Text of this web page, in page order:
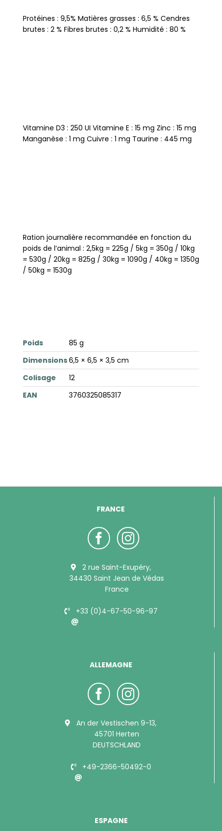
Protéines : 9,5% Matières grasses : 6,5 % Cendres
brutes : 2 % Fibres brutes : 0,2 % Humidité : 80 %
Vitamine D3 : 250 UI Vitamine E : 15 mg Zinc : 15 mg
Manganèse : 1 mg Cuivre : 1 mg Taurine : 445 mg
Ration journalière recommandée en fonction du
poids de l’animal : 2,5kg = 225g / 5kg = 350g / 10kg
= 530g / 20kg = 825g / 30kg = 1090g / 40kg = 1350g
/ 50kg = 1530g
Poids
85 g
Dimensions6,5 × 6,5 × 3,5 cm
Colisage
12
EAN
3760325085317
FRANCE
2 rue Saint-Exupéry,
34430 Saint Jean de Védas
France
+33 (0)4-67-50-96-97
ALLEMAGNE
An der Vestischen 9-13,
45701 Herten
DEUTSCHLAND
+49-2366-50492-0
ESPAGNE